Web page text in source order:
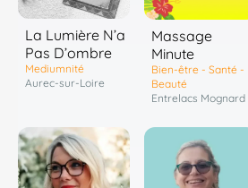
La Lumière N’a
Pas D’ombre
Mediumnité
Aurec-sur-Loire
Massage
Minute
Bien-être - Santé -
Beauté
Entrelacs Mognard